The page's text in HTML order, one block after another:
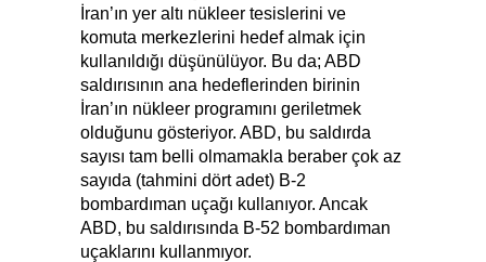
İran’ın yer altı nükleer tesislerini ve
komuta merkezlerini hedef almak için
kullanıldığı düşünülüyor. Bu da; ABD
saldırısının ana hedeflerinden birinin
İran’ın nükleer programını geriletmek
olduğunu gösteriyor. ABD, bu saldırda
sayısı tam belli olmamakla beraber çok az
sayıda (tahmini dört adet) B-2
bombardıman uçağı kullanıyor. Ancak
ABD, bu saldırısında B-52 bombardıman
uçaklarını kullanmıyor.